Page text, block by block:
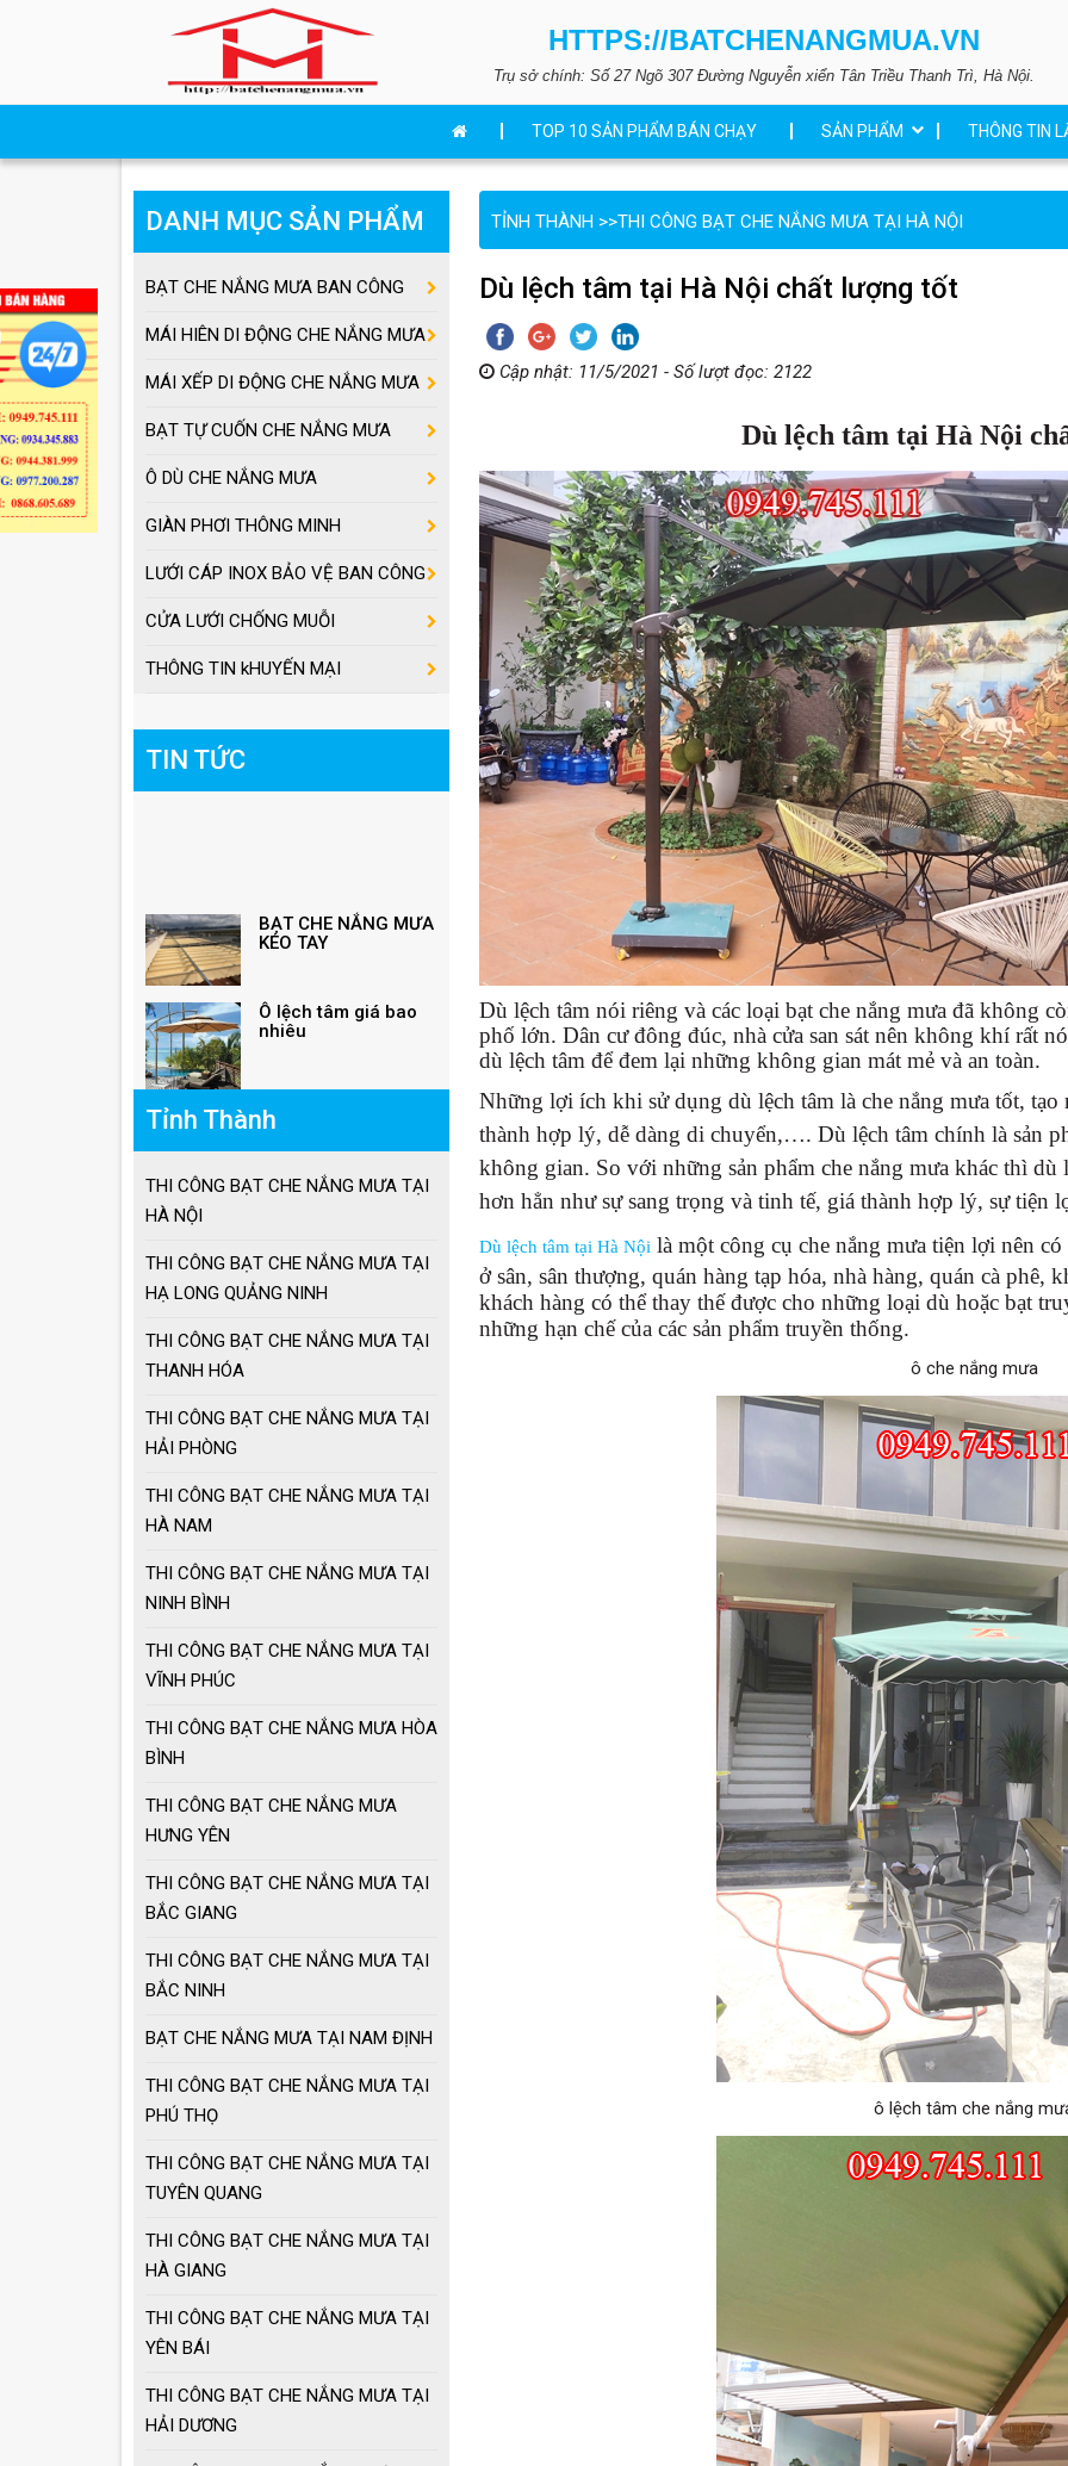
HTTPS://BATCHENANGMUA.VN
Trụ sở chính: Số 27 Ngõ 307 Đường Nguyễn xiển Tân Triều Thanh Trì, Hà Nội.
TOP 10 SẢN PHẨM BÁN CHẠY SẢN PHẨM THÔNG TIN
TỈNH THÀNH >>THI CÔNG BẠT CHE NẮNG MƯA TẠI HÀ NỘI
Dù lệch tâm tại Hà Nội chất lượng tốt
Cập nhật: 11/5/2021 - Số lượt đọc: 2122
Dù lệch tâm tại Hà Nội
Dù lệch tâm nói riêng và các loại bạt che nắng mưa đã không
phố lớn. Dân cư đông đúc, nhà cửa san sát nên không khí rất
dù lệch tâm để đem lại những không gian mát mẻ và an toàn.
Những lợi ích khi sử dụng dù lệch tâm là che nắng mưa tốt,
thành hợp lý, dễ dàng di chuyển,…. Dù lệch tâm chính là sản
không gian. So với những sản phẩm che nắng mưa khác thì
hơn hẳn như sự sang trọng và tinh tế, giá thành hợp lý, sự
Dù lệch tâm tại Hà Nội là một công cụ che nắng mưa tiện lợi nên
ở sân, sân thượng, quán hàng tạp hóa, nhà hàng, quán cà
khách hàng có thể thay thế được cho những loại dù hoặc bạt
những hạn chế của các sản phẩm truyền thống.
ô che nắng mưa
ô lệch tâm che nắng
DANH MỤC SẢN PHẨM
BẠT CHE NẮNG MƯA BAN CÔNG
MÁI HIÊN DI ĐỘNG CHE NẮNG MƯA
MÁI XẾP DI ĐỘNG CHE NẮNG MƯA
BẠT TỰ CUỐN CHE NẮNG MƯA
Ô DÙ CHE NẮNG MƯA
GIÀN PHƠI THÔNG MINH
LƯỚI CÁP INOX BẢO VỆ BAN CÔNG
CỬA LƯỚI CHỐNG MUỖI
THÔNG TIN kHUYẾN MẠI
TIN TỨC
vuông, lục giác, tròn
Giá ô lệch tâm vuông
Lưu ý khi sử dụng ô
dù che nắng mưa
nắng mưa
nắng mưa
Ô dù che nắng mưa
Ô dù che nắng mưa
NHẤT 2021
Tỉnh Thành
THI CÔNG BẠT CHE NẮNG MƯA TẠI
HÀ NỘI
THI CÔNG BẠT CHE NẮNG MƯA TẠI
HẠ LONG QUẢNG NINH
THI CÔNG BẠT CHE NẮNG MƯA TẠI
THANH HÓA
THI CÔNG BẠT CHE NẮNG MƯA TẠI
HẢI PHÒNG
THI CÔNG BẠT CHE NẮNG MƯA TẠI
HÀ NAM
THI CÔNG BẠT CHE NẮNG MƯA TẠI
NINH BÌNH
THI CÔNG BẠT CHE NẮNG MƯA TẠI
VĨNH PHÚC
THI CÔNG BẠT CHE NẮNG MƯA HÒA
BÌNH
THI CÔNG BẠT CHE NẮNG MƯA
HƯNG YÊN
THI CÔNG BẠT CHE NẮNG MƯA TẠI
BẮC GIANG
THI CÔNG BẠT CHE NẮNG MƯA TẠI
BẮC NINH
BẠT CHE NẮNG MƯA TẠI NAM ĐỊNH
THI CÔNG BẠT CHE NẮNG MƯA TẠI
PHÚ THỌ
THI CÔNG BẠT CHE NẮNG MƯA TẠI
TUYÊN QUANG
THI CÔNG BẠT CHE NẮNG MƯA TẠI
HÀ GIANG
THI CÔNG BẠT CHE NẮNG MƯA TẠI
YÊN BÁI
THI CÔNG BẠT CHE NẮNG MƯA TẠI
HẢI DƯƠNG